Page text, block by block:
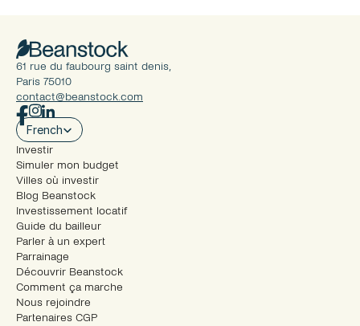
61 rue du faubourg saint denis,
Paris 75010
contact@beanstock.com
Select Language
French
Investir
Simuler mon budget
Villes où investir
Blog Beanstock
Investissement locatif
Guide du bailleur
Parler à un expert
Parrainage
Découvrir Beanstock
Comment ça marche
Nous rejoindre
Partenaires CGP